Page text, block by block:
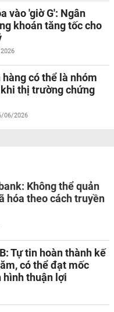
vào 'giờ G': Ngân
khoán tăng tốc cho
có thể là nhóm
thị trường chứng
06/2026
Không thể quản
hóa theo cách truyền
Tự tin hoàn thành kế
có thể đạt mốc
hình thuận lợi